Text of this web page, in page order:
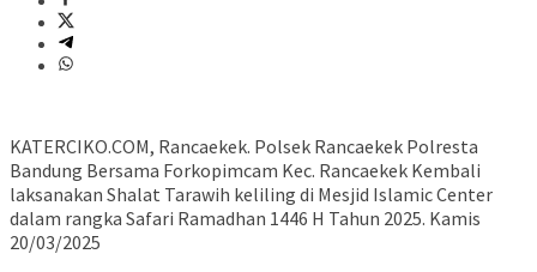
KATERCIKO.COM, Rancaekek. Polsek Rancaekek Polresta
Bandung Bersama Forkopimcam Kec. Rancaekek Kembali
laksanakan Shalat Tarawih keliling di Mesjid Islamic Center
dalam rangka Safari Ramadhan 1446 H Tahun 2025. Kamis
20/03/2025